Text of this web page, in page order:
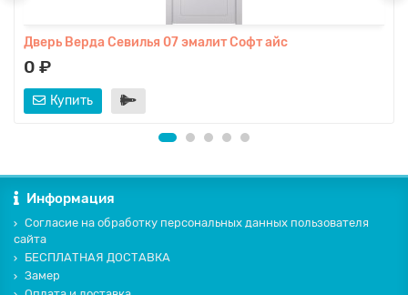
Дверь Верда Севилья 07 эмалит Софт айс
0 ₽
Купить
Информация
Согласие на обработку персональных данных пользователя
сайта
БЕСПЛАТНАЯ ДОСТАВКА
Замер